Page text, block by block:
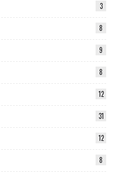
3
8
9
8
12
31
12
8